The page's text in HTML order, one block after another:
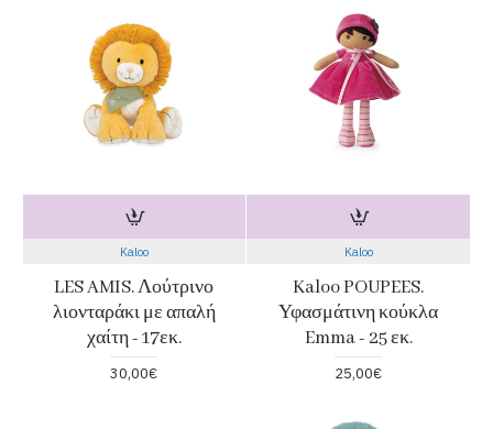
Kaloo
LES AMIS. Λούτρινο
λιονταράκι με απαλή
χαίτη - 17εκ.
30,00€
Kaloo
Kaloo POUPEES.
Υφασμάτινη κούκλα
Emma - 25 εκ.
25,00€